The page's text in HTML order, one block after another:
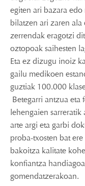
egiten ari bazara
bilatzen ari zaren
zerrendak eragotzi
oztopoak saihesten
Eta ez dizugu inoiz
gailu medikoen
guztiak 100.000
Betegarri antzua
lehengaien
arte argi eta garbi
proba-txosten bat
bakoitza kalitate
konfiantza
gomendatzerakoan.